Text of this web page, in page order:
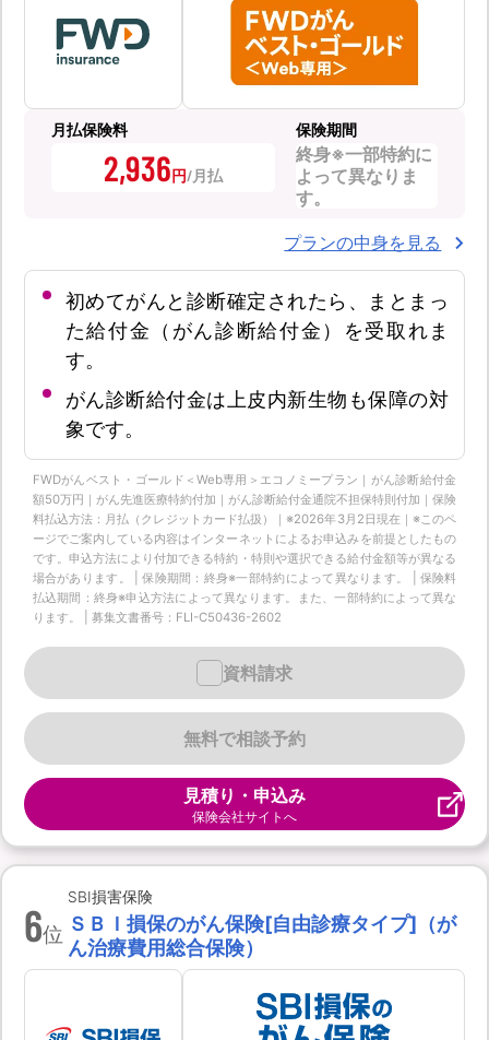
月払保険料
2,936円
保険期間
終身※一部特約に
よって異なりま
す。
プランの中身を見る
初めてがんと診断確定されたら、まとまっ
た給付金（がん診断給付金）を受取れま
す。
がん診断給付金は上皮内新生物も保障の対
象です。
FWDがんベスト・ゴールド＜Web専用＞エコノミープラン｜がん診断給付金
額50万円｜がん先進医療特約付加｜がん診断給付金通院不担保特則付加｜保険
料払込方法：月払（クレジットカード払扱）｜※2026年3月2日現在｜※このペ
ージでご案内している内容はインターネットによるお申込みを前提としたもの
です。申込方法により付加できる特約・特則や選択できる給付金額等が異なる
場合があります。 | 保険期間：終身※一部特約によって異なります。 | 保険料
払込期間：終身※申込方法によって異なります。また、一部特約によって異な
ります。 | 募集文書番号：FLI-C50436-2602
無料で相談予約
資料請求
見積り・申込み
保険会社サイトへ
6位
SBI損害保険
ＳＢＩ損保のがん保険[自由診療タイプ]（が
ん治療費用総合保険）